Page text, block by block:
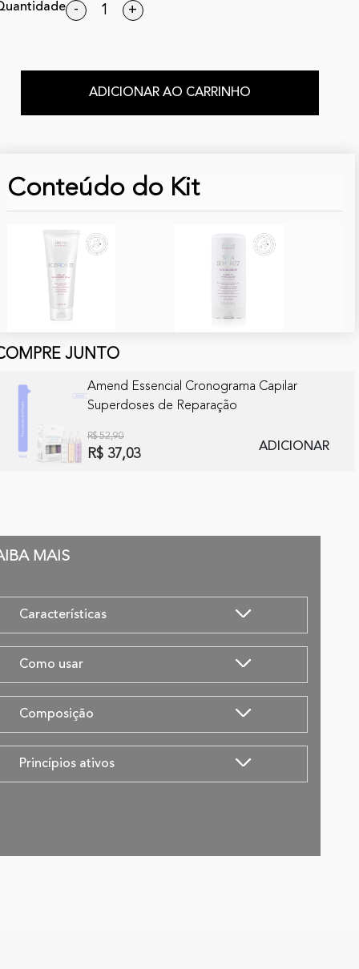
- +
ADICIONAR AO CARRINHO
Conteúdo do Kit
JUNTO
Amend Essencial Cronograma Capilar
Superdoses de Reparação
R$ 52,90
R$ 37,03 ADICIONAR
MAIS
Características
Como usar
Composição
Princípios ativos